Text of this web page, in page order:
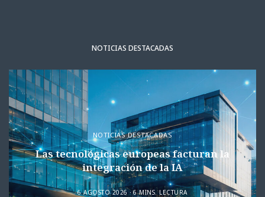
NOTICIAS DESTACADAS
NOTICIAS DESTACADAS
Las tecnológicas europeas facturan la
integración de la IA
6 AGOSTO 2026 6 MINS. LECTURA